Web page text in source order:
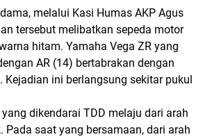
melalui Kasi Humas AKP Agus
tersebut melibatkan sepeda motor
hitam. Yamaha Vega ZR yang
AR (14) bertabrakan dengan
Kejadian ini berlangsung sekitar pukul
dikendarai TDD melaju dari arah
Pada saat yang bersamaan, dari arah